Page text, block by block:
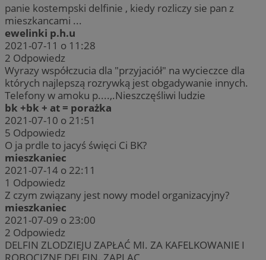
panie kostempski delfinie , kiedy rozliczy sie pan z
mieszkancami ...
ewelinki p.h.u
2021-07-11 o 11:28
2 Odpowiedz
Wyrazy współczucia dla "przyjaciół" na wycieczce dla
których najlepszą rozrywką jest obgadywanie innych.
Telefony w amoku p....,.Nieszczęśliwi ludzie
bk +bk + at = porażka
2021-07-10 o 21:51
5 Odpowiedz
O ja prdle to jacyś święci Ci BK?
mieszkaniec
2021-07-14 o 22:11
1 Odpowiedz
Z czym związany jest nowy model organizacyjny?
mieszkaniec
2021-07-09 o 23:00
2 Odpowiedz
DELFIN ZLODZIEJU ZAPŁAĆ MI. ZA KAFELKOWANIE I
ROBOCIZNE DELFIN. ZAPLAC